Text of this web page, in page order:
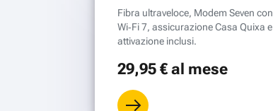
Fibra ultraveloce, Modem Seven con
Wi‑Fi 7, assicurazione Casa Quixa e
attivazione inclusi.
29,95 €al mese